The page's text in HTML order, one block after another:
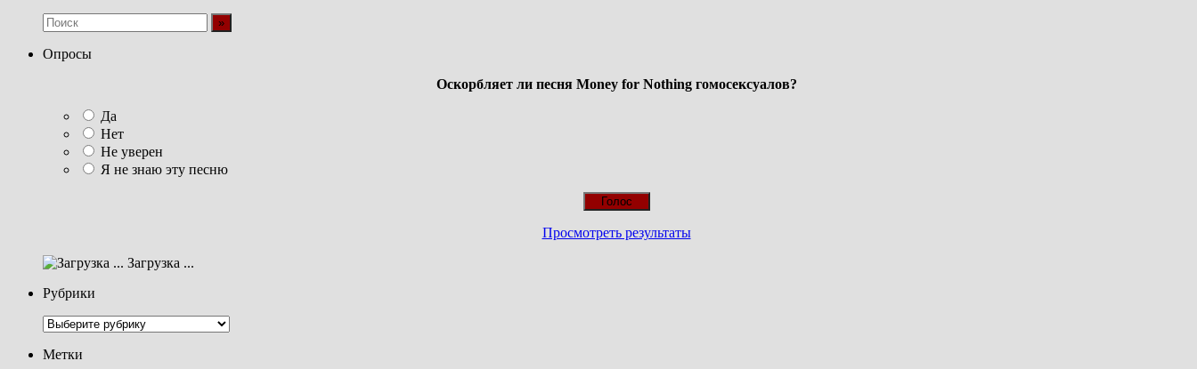
Опросы
Оскорбляет ли песня Money for Nothing гомосексуалов?
Да
Нет
Не уверен
Я не знаю эту песню
Просмотреть результаты
Загрузка ...
Рубрики
Рубрики
Метки